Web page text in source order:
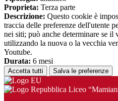
Proprieta: Terza parte
Descrizione: Questo cookie è
traccia delle preferenze dell'utente
nei siti; può anche determinare se il
utilizzando la nuova o la vecchia
Youtube.
Durata: 6 mesi
Accetta tutti Salva le preferenze
Liceo